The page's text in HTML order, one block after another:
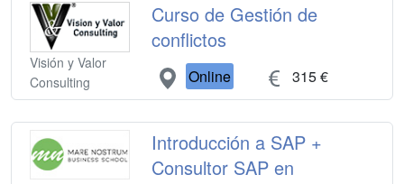
Visión y Valor
Consulting
Curso de Gestión de
conflictos
Online 315 €
Introducción a SAP +
Consultor SAP en